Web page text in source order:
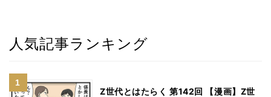
人気記事ランキング
Z世代とはたらく 第142回 【漫画】Z世